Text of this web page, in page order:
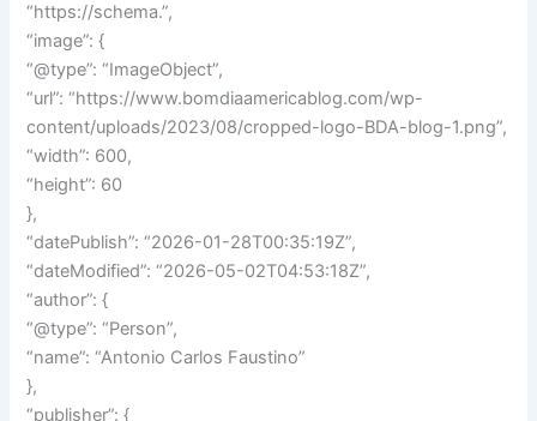
“https://schema.”,
“image”: {
“@type”: “ImageObject”,
“url”: “https://www.bomdiaamericablog.com/wp-
content/uploads/2023/08/cropped-logo-BDA-blog-1.png”,
“width”: 600,
“height”: 60
},
“datePublish”: “2026-01-28T00:35:19Z”,
“dateModified”: “2026-05-02T04:53:18Z”,
“author”: {
“@type”: “Person”,
“name”: “Antonio Carlos Faustino”
},
“publisher”: {